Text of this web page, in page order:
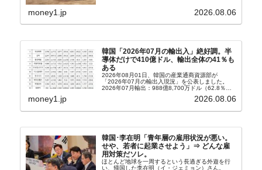
から以下に一部を引きます。2005年に初めて...
money1.jp 2026.08.06
韓国「2026年07月の輸出入」絶好調。半
導体だけで410億ドル、輸出全体の41％も
ある
2026年08月01日、韓国の産業通商資源部が
「2026年07月の輸出入現況」を公表しました。
2026年07月輸出：988億8,700万ドル（62.8％）
money1.jp 2026.08.06
韓国･李在明「青年層の雇用状況が悪い。
せや、若者に起業させよう」⇒ どんな雇
用対策だソレ。
ほとんど地球を一周するという長過ぎる外遊を行
い、帰国した李在明（イ・ジェミョン）さん。